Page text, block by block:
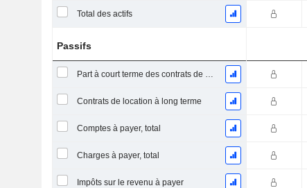
Total des actifs
Passifs
Part à court terme des contrats de location
Contrats de location à long terme
Comptes à payer, total
Charges à payer, total
Impôts sur le revenu à payer